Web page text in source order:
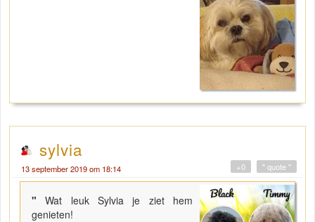
sylvia
13 september 2019 om 18:14 " quote "
+0
"Wat leuk Sylvia je ziet hem
genieten!